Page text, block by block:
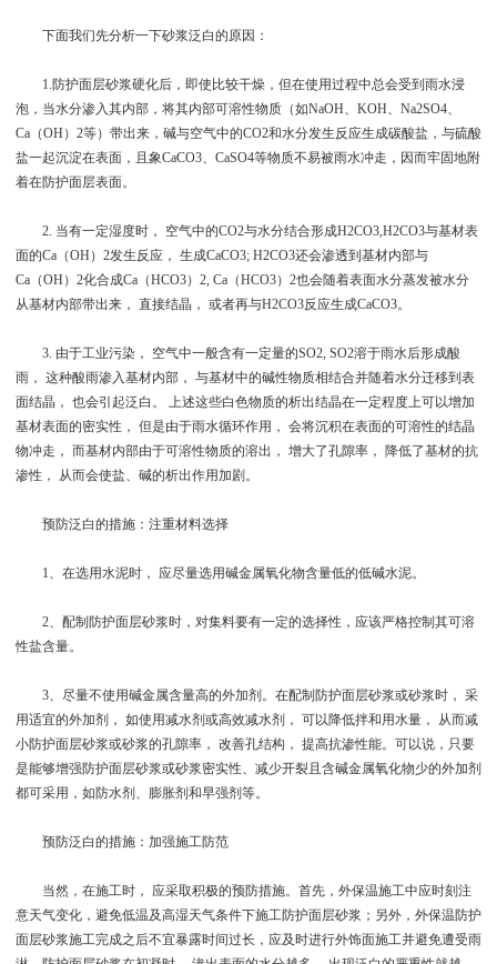
下面我们先分析一下砂浆泛白的原因：
1.防护面层砂浆硬化后，即使比较干燥，但在使用过程中总会受到雨水浸
泡，当水分渗入其内部，将其内部可溶性物质（如NaOH、KOH、Na2SO4、
Ca（OH）2等）带出来，碱与空气中的CO2和水分发生反应生成碳酸盐，与硫酸
盐一起沉淀在表面，且象CaCO3、CaSO4等物质不易被雨水冲走，因而牢固地附
着在防护面层表面。
2. 当有一定湿度时， 空气中的CO2与水分结合形成H2CO3,H2CO3与基材表
面的Ca（OH）2发生反应， 生成CaCO3; H2CO3还会渗透到基材内部与
Ca（OH）2化合成Ca（HCO3）2, Ca（HCO3）2也会随着表面水分蒸发被水分
从基材内部带出来， 直接结晶， 或者再与H2CO3反应生成CaCO3。
3. 由于工业污染， 空气中一般含有一定量的SO2, SO2溶于雨水后形成酸
雨， 这种酸雨渗入基材内部， 与基材中的碱性物质相结合并随着水分迁移到表
面结晶， 也会引起泛白。 上述这些白色物质的析出结晶在一定程度上可以增加
基材表面的密实性， 但是由于雨水循环作用， 会将沉积在表面的可溶性的结晶
物冲走， 而基材内部由于可溶性物质的溶出， 增大了孔隙率， 降低了基材的抗
渗性， 从而会使盐、碱的析出作用加剧。
预防泛白的措施：注重材料选择
1、在选用水泥时， 应尽量选用碱金属氧化物含量低的低碱水泥。
2、配制防护面层砂浆时，对集料要有一定的选择性，应该严格控制其可溶
性盐含量。
3、尽量不使用碱金属含量高的外加剂。在配制防护面层砂浆或砂浆时， 采
用适宜的外加剂， 如使用减水剂或高效减水剂， 可以降低拌和用水量， 从而减
小防护面层砂浆或砂浆的孔隙率， 改善孔结构， 提高抗渗性能。可以说，只要
是能够增强防护面层砂浆或砂浆密实性、减少开裂且含碱金属氧化物少的外加剂
都可采用，如防水剂、膨胀剂和早强剂等。
预防泛白的措施：加强施工防范
当然，在施工时， 应采取积极的预防措施。首先，外保温施工中应时刻注
意天气变化，避免低温及高湿天气条件下施工防护面层砂浆；另外，外保温防护
面层砂浆施工完成之后不宜暴露时间过长，应及时进行外饰面施工并避免遭受雨